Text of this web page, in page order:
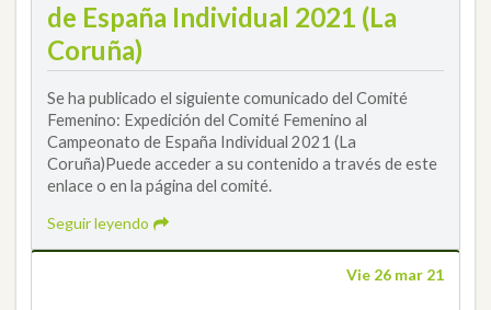
de España Individual 2021 (La
Coruña)
Se ha publicado el siguiente comunicado del Comité
Femenino: Expedición del Comité Femenino al
Campeonato de España Individual 2021 (La
Coruña)Puede acceder a su contenido a través de este
enlace o en la página del comité.
Seguir leyendo
Vie 26 mar 21